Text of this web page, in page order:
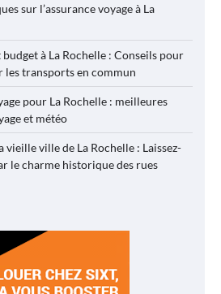
sur l’assurance voyage à La
à La Rochelle : Conseils pour
les transports en commun
pour La Rochelle : meilleures
et météo
vieille ville de La Rochelle : Laissez-
le charme historique des rues